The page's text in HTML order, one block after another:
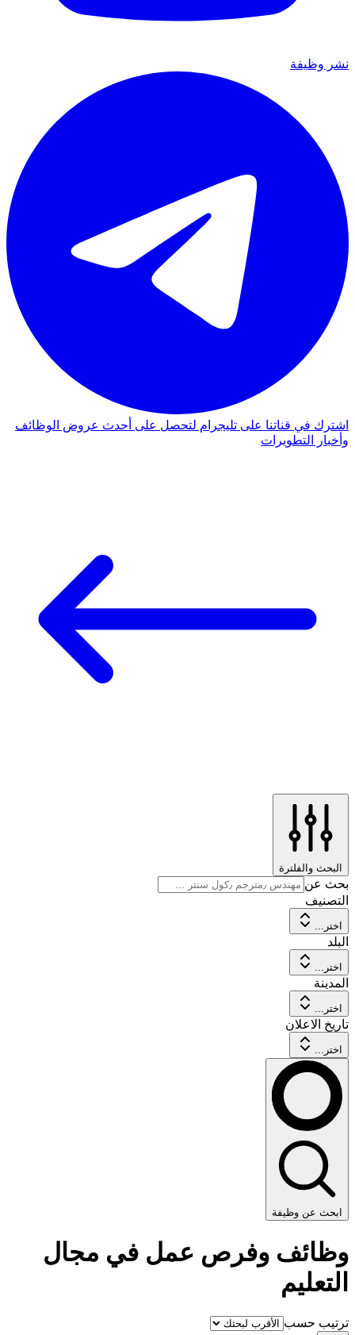
نشر وظيفة
اشترك في قناتنا على تليجرام لتحصل على أحدث عروض الوظائف
وأخبار التطويرات
البحث والفلترة
بحث عن
التصنيف
اختر...
البلد
اختر...
المدينة
اختر...
تاريخ الاعلان
اختر...
ابحث عن وظيفة
وظائف وفرص عمل في مجال
التعليم
ترتيب حسب